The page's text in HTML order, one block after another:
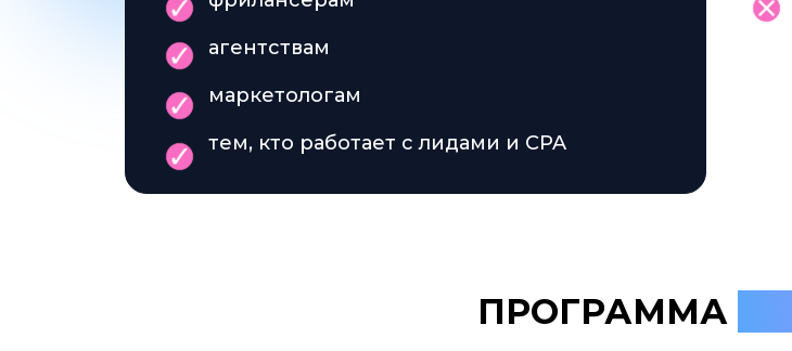
агентствам
маркетологам
тем, кто работает с лидами и CPA
ПРОГРАММА